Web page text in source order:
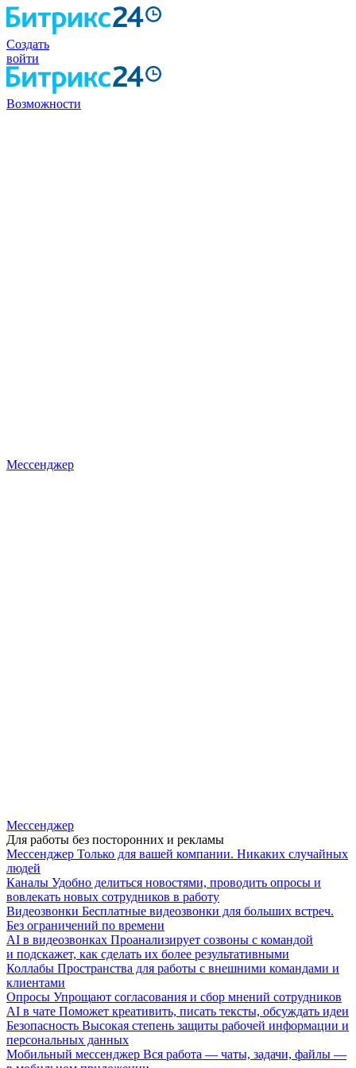
Создать
войти
Возможности
Мессенджер
Мессенджер
Для работы без посторонних и рекламы
Мессенджер Только для вашей компании. Никаких случайных
людей
Каналы Удобно делиться новостями, проводить опросы и
вовлекать новых сотрудников в работу
Видеозвонки Бесплатные видеозвонки для больших встреч.
Без ограничений по времени
AI в видеозвонках Проанализирует созвоны с командой
и подскажет, как сделать их более результативными
Коллабы Пространства для работы с внешними командами и
клиентами
Опросы Упрощают согласования и сбор мнений сотрудников
AI в чате Поможет креативить, писать тексты, обсуждать идеи
Безопасность Высокая степень защиты рабочей информации и
персональных данных
Мобильный мессенджер Вся работа — чаты, задачи, файлы —